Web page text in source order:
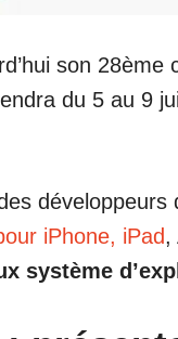
son
du 5 au 9
iPhone, iPad,
système